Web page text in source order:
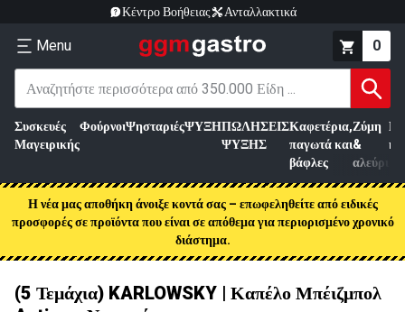
Κέντρο Βοήθειας Ανταλλακτικά
Menu 0
Συσκευές
Μαγειρικής
ΦούρνοιΨησταριέςΨΥΞΗΠΩΛΗΣΕΙΣ
ΨΥΞΗΣ
Καφετέρια,
παγωτά και
βάφλες
Ζύμη
&
αλεύρι
Η νέα μας αποθήκη άνοιξε κοντά σας – επωφεληθείτε από ειδικές
προσφορές σε προϊόντα που είναι σε απόθεμα για περιορισμένο χρονικό
διάστημα.
(5 Τεμάχια) KARLOWSKY | Καπέλο Μπέιζμπολ